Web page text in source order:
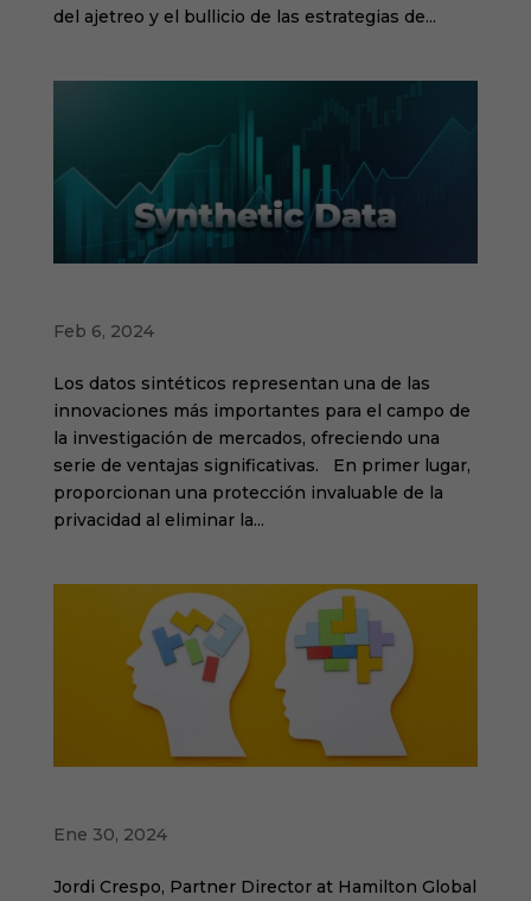
del ajetreo y el bullicio de las estrategias de...
Feb 6, 2024
Los datos sintéticos representan una de las
innovaciones más importantes para el campo de
la investigación de mercados, ofreciendo una
serie de ventajas significativas. En primer lugar,
proporcionan una protección invaluable de la
privacidad al eliminar la...
Ene 30, 2024
Jordi Crespo, Partner Director at Hamilton Global